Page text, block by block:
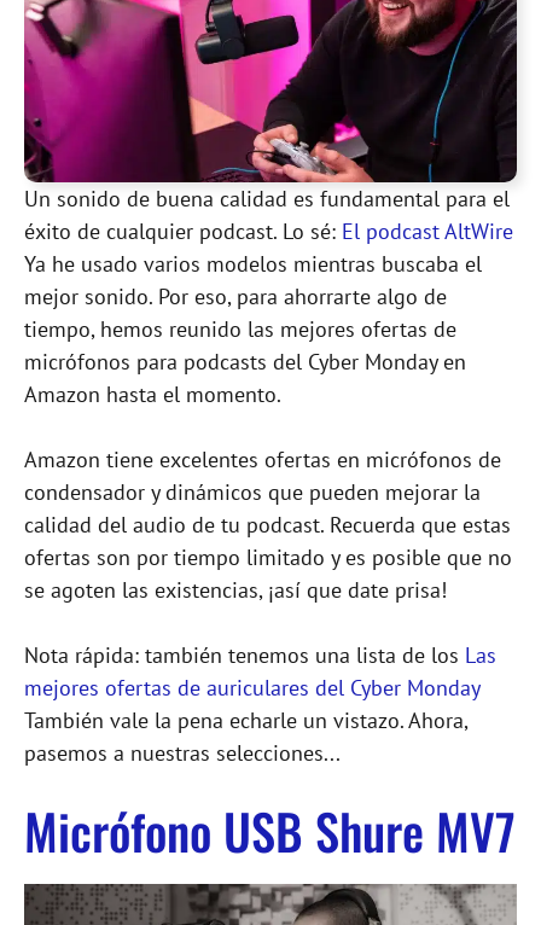
Un sonido de buena calidad es fundamental para el
éxito de cualquier podcast. Lo sé: El podcast AltWire
Ya he usado varios modelos mientras buscaba el
mejor sonido. Por eso, para ahorrarte algo de
tiempo, hemos reunido las mejores ofertas de
micrófonos para podcasts del Cyber Monday en
Amazon hasta el momento.
Amazon tiene excelentes ofertas en micrófonos de
condensador y dinámicos que pueden mejorar la
calidad del audio de tu podcast. Recuerda que estas
ofertas son por tiempo limitado y es posible que no
se agoten las existencias, ¡así que date prisa!
Nota rápida: también tenemos una lista de los Las
mejores ofertas de auriculares del Cyber Monday
También vale la pena echarle un vistazo. Ahora,
pasemos a nuestras selecciones...
Micrófono USB Shure MV7